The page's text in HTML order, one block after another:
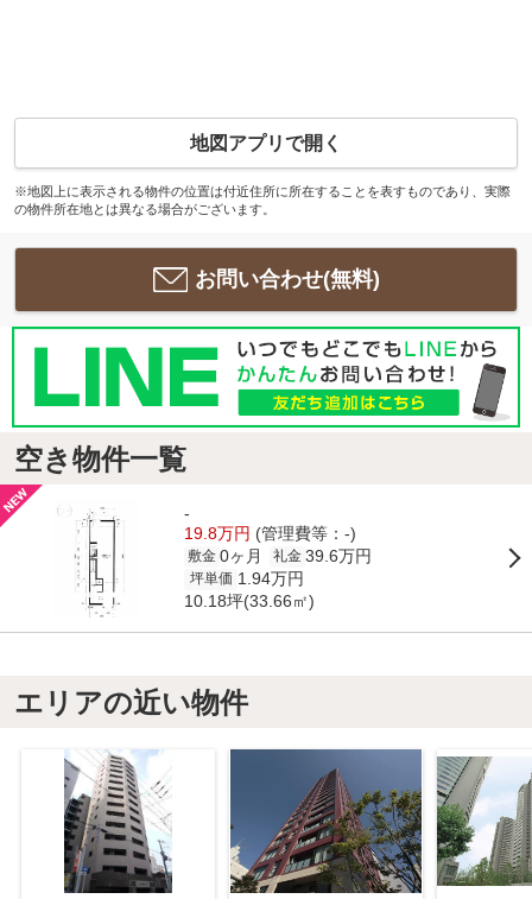
地図アプリで開く
※地図上に表示される物件の位置は付近住所に所在することを表すものであり、実際
の物件所在地とは異なる場合がございます。
お問い合わせ(無料)
空き物件一覧
-
19.8万円 (管理費等：-)
敷金 0ヶ月 礼金 39.6万円
坪単価 1.94万円
10.18坪(33.66㎡)
エリアの近い物件